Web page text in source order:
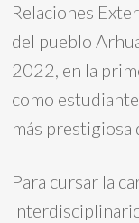
Relaciones
del pueblo
2022, en la
como
más prestigiosa
Para cursar la